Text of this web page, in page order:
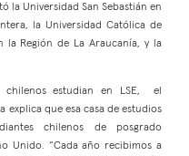
la Universidad San Sebastián en
la Universidad Católica de
la Región de La Araucanía, y la
chilenos estudian en LSE, el
que esa casa de estudios
chilenos de posgrado
Unido. “Cada año recibimos a